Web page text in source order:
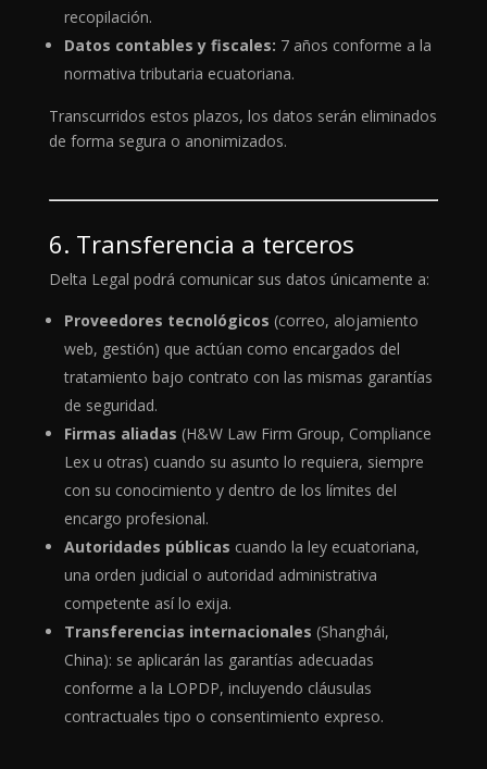
recopilación.
Datos contables y fiscales: 7 años conforme a la
normativa tributaria ecuatoriana.
Transcurridos estos plazos, los datos serán eliminados
de forma segura o anonimizados.
6. Transferencia a terceros
Delta Legal podrá comunicar sus datos únicamente a:
Proveedores tecnológicos (correo, alojamiento
web, gestión) que actúan como encargados del
tratamiento bajo contrato con las mismas garantías
de seguridad.
Firmas aliadas (H&W Law Firm Group, Compliance
Lex u otras) cuando su asunto lo requiera, siempre
con su conocimiento y dentro de los límites del
encargo profesional.
Autoridades públicas cuando la ley ecuatoriana,
una orden judicial o autoridad administrativa
competente así lo exija.
Transferencias internacionales (Shanghái,
China): se aplicarán las garantías adecuadas
conforme a la LOPDP, incluyendo cláusulas
contractuales tipo o consentimiento expreso.